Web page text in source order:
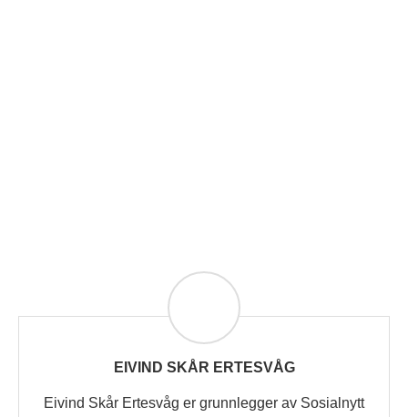
EIVIND SKÅR ERTESVÅG
Eivind Skår Ertesvåg er grunnlegger av Sosialnytt